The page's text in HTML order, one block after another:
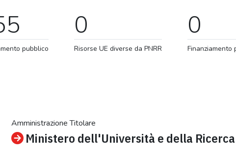
pubblico
0
Risorse UE diverse da PNRR
0
Finanziamento
Amministrazione Titolare
Ministero dell'Università e della Ricerca